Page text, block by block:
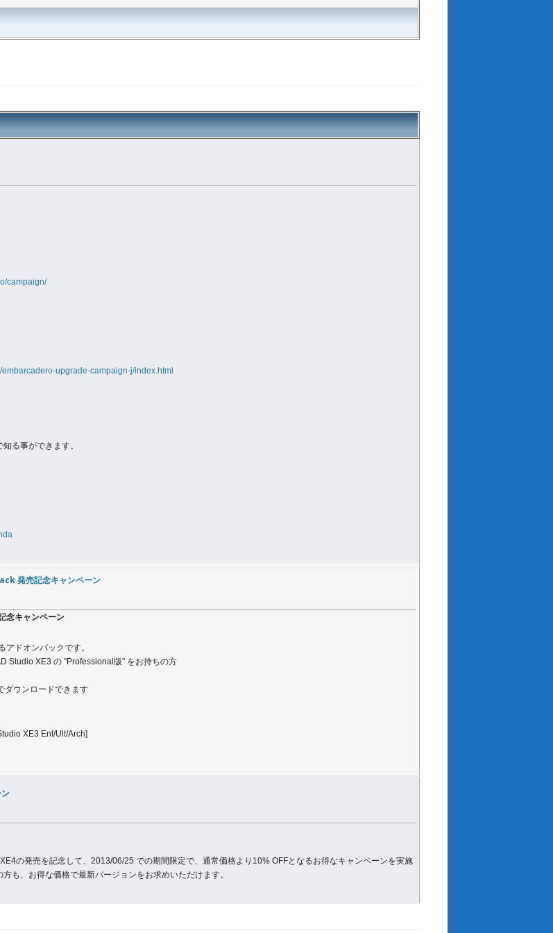
campaign/
upgrade-campaign-j/index.html
る事ができます。
発売記念キャンペーン
念キャンペーン
ドオンパックです。
Studio XE3 の "Professional版" をお持ちの方
ダウンロードできます
XE3 Ent/Ult/Arch]
の発売を記念して、2013/06/25 での期間限定で、通常価格より10% OFFとなるお得なキャンペーンを実施
も、お得な価格で最新バージョンをお求めいただけます。